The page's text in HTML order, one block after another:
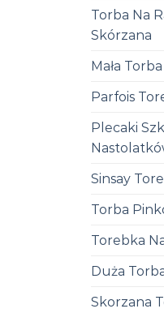
Torba Na
Skórzana
Mała
Parfois
Plecaki
Sinsay
Torba
Torebka
Duża
Skorzana